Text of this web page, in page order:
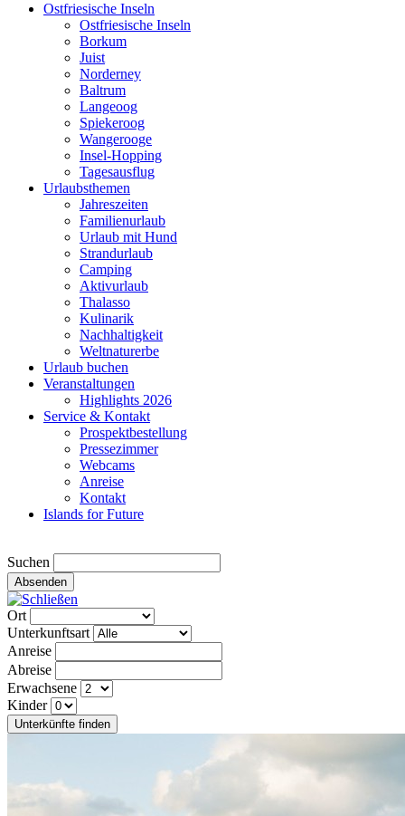
Ostfriesische Inseln
Ostfriesische Inseln
Borkum
Juist
Norderney
Baltrum
Langeoog
Spiekeroog
Wangerooge
Insel-Hopping
Tagesausflug
Urlaubsthemen
Jahreszeiten
Familienurlaub
Urlaub mit Hund
Strandurlaub
Camping
Aktivurlaub
Thalasso
Kulinarik
Nachhaltigkeit
Weltnaturerbe
Urlaub buchen
Veranstaltungen
Highlights 2026
Service & Kontakt
Prospektbestellung
Pressezimmer
Webcams
Anreise
Kontakt
Islands for Future
Suchen
Absenden
Ort
Unterkunftsart
Anreise
Abreise
Erwachsene
Kinder
Unterkünfte finden